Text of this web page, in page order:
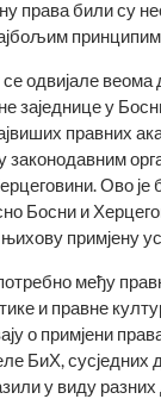
права били су
одвијале
заједнице у
правних
законодавним
Ово
Босни и
њихову примјену
међу
и правне
о примјени
БиХ,
у виду